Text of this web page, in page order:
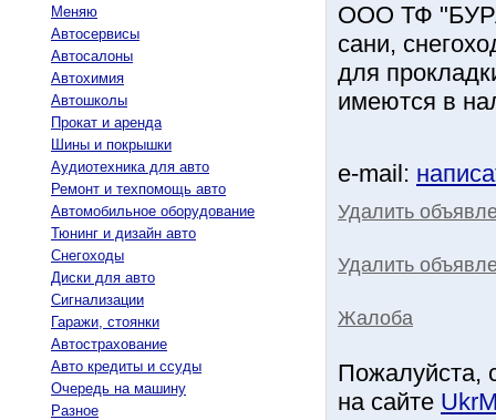
Меняю
Автосервисы
Автосалоны
Автохимия
Автошколы
Прокат и аренда
Шины и покрышки
Аудиотехника для авто
Ремонт и техпомощь авто
Автомобильное оборудование
Тюнинг и дизайн авто
Снегоходы
Диски для авто
Сигнализации
Гаражи, стоянки
Автострахование
Авто кредиты и ссуды
Очередь на машину
Разное
ООО ТФ
сани,
для
имеются в
e-mail:
Удалить
Удалить
Жалоба
Пожалуйста,
на сайте